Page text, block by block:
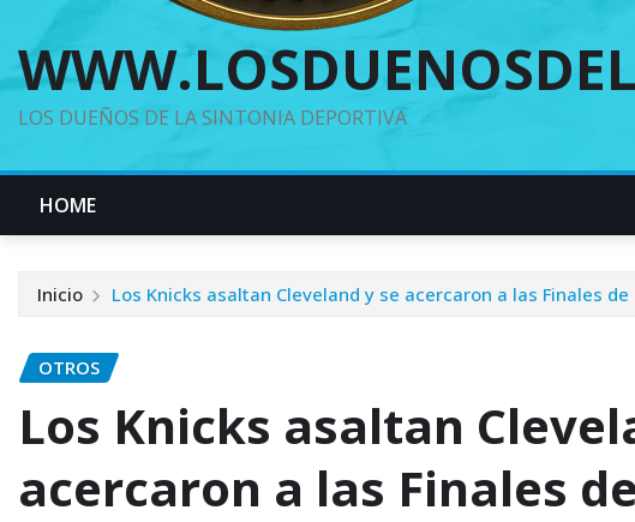
LOS DUEÑOS DE LA SINTONIA DEPORTIVA
HOME
Inicio Los Knicks asaltan Cleveland y se acercaron a las Finales de
OTROS
Los Knicks asaltan
acercaron a las Finales